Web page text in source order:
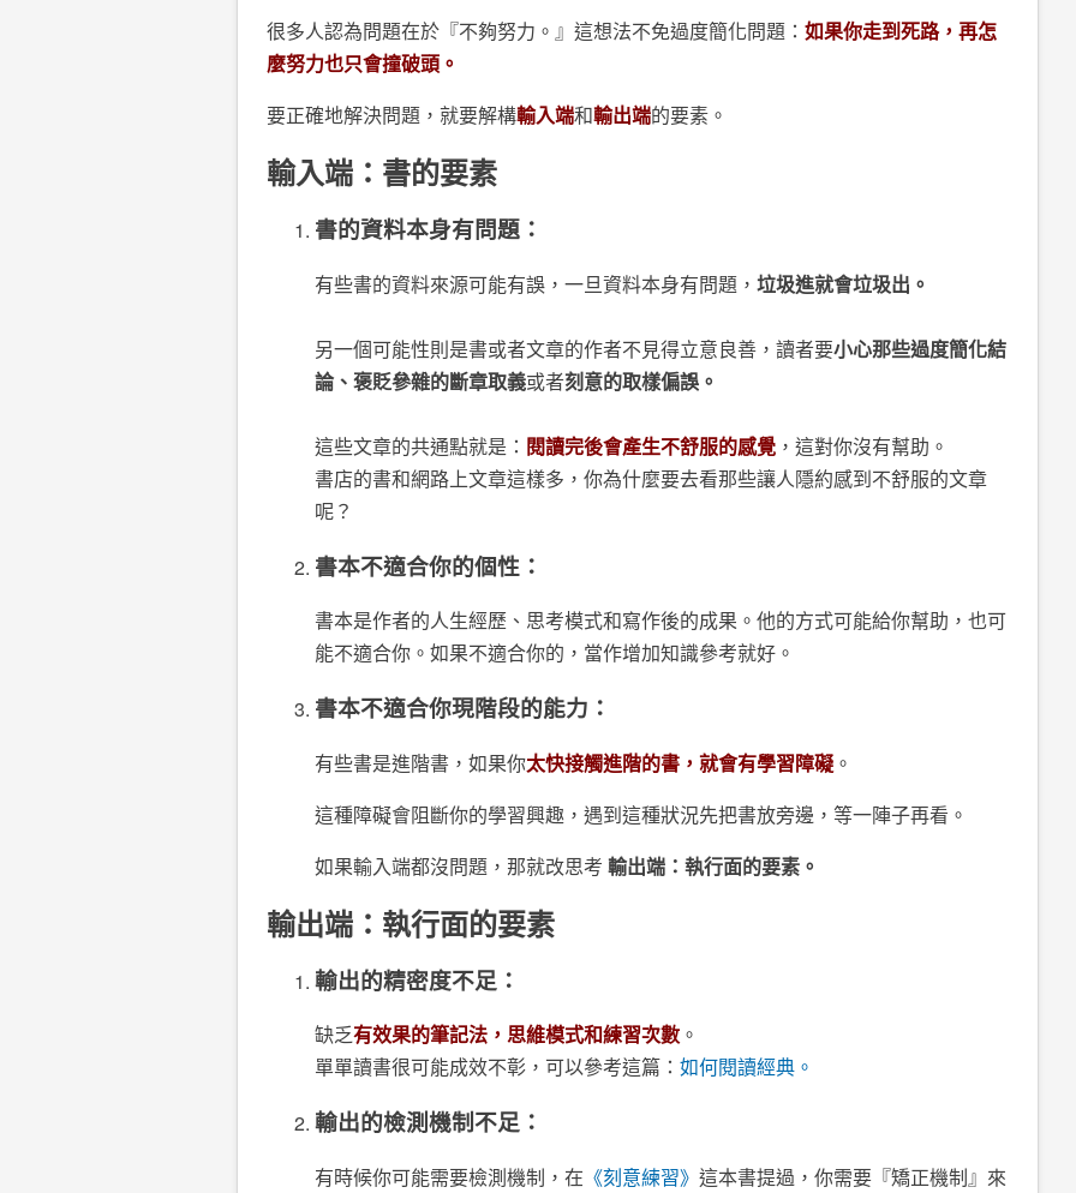
很多人認為問題在於『不夠努力。』這想法不免過度簡化問題： 如果你走到死路，再怎
麼努力也只會撞破頭。
要正確地解決問題，就要解構輸入端和輸出端的要素。
輸入端：書的要素
書的資料本身有問題：
有些書的資料來源可能有誤，一旦資料本身有問題， 垃圾進就會垃圾出。
另一個可能性則是書或者文章的作者不見得立意良善，讀者要小心那些過度簡化結
論、褒貶參雜的斷章取義或者刻意的取樣偏誤。
這些文章的共通點就是： 閱讀完後會產生不舒服的感覺 ，這對你沒有幫助。
書店的書和網路上文章這樣多，你為什麼要去看那些讓人隱約感到不舒服的文章
呢？
書本不適合你的個性：
書本是作者的人生經歷、思考模式和寫作後的成果。他的方式可能給你幫助，也可
能不適合你。如果不適合你的，當作增加知識參考就好。
書本不適合你現階段的能力：
有些書是進階書，如果你太快接觸進階的書，就會有學習障礙 。
這種障礙會阻斷你的學習興趣，遇到這種狀況先把書放旁邊，等一陣子再看。
如果輸入端都沒問題，那就改思考 輸出端：執行面的要素。
輸出端：執行面的要素
輸出的精密度不足：
缺乏有效果的筆記法，思維模式和練習次數 。
單單讀書很可能成效不彰，可以參考這篇： 如何閱讀經典。
輸出的檢測機制不足：
有時候你可能需要檢測機制，在 《刻意練習》 這本書提過，你需要『矯正機制』來